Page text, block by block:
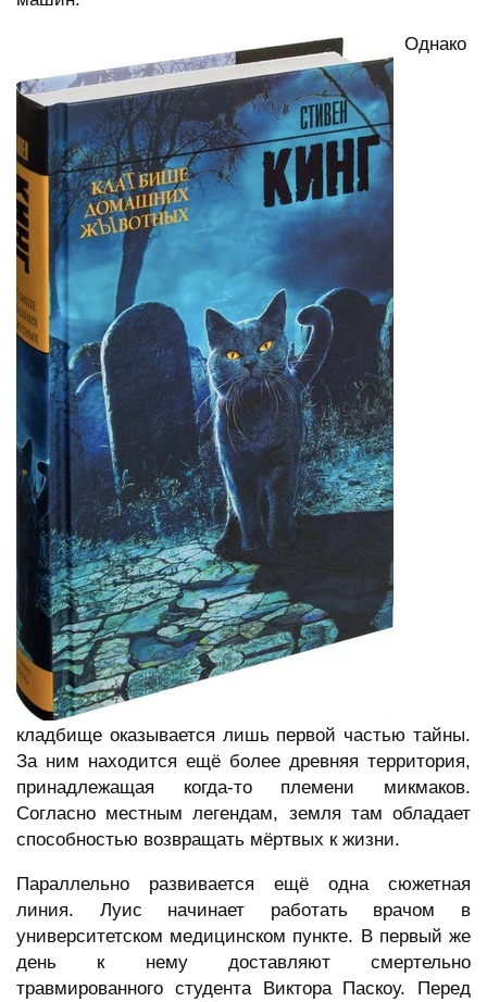
Однако
кладбище оказывается лишь первой частью тайны.
За ним находится ещё более древняя территория,
принадлежащая когда-то племени микмаков.
Согласно местным легендам, земля там обладает
способностью возвращать мёртвых к жизни.
Параллельно развивается ещё одна сюжетная
линия. Луис начинает работать врачом в
университетском медицинском пункте. В первый же
день к нему доставляют смертельно
травмированного студента Виктора Паскоу. Перед